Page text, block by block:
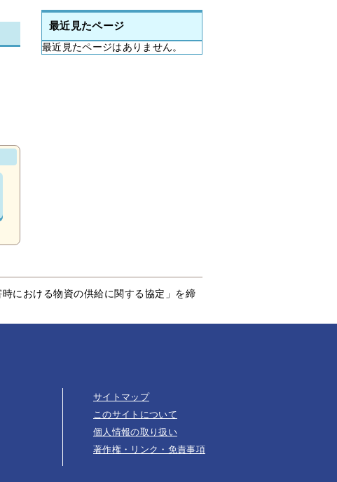
最近見たページ
最近見たページはありません。
における物資の供給に関する協定」を締
サイトマップ
このサイトについて
個人情報の取り扱い
著作権・リンク・免責事項